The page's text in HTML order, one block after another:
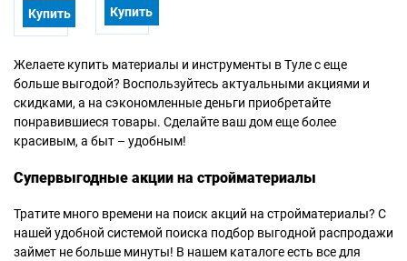
Купить Купить
Желаете купить материалы и инструменты в Туле с еще
больше выгодой? Воспользуйтесь актуальными акциями и
скидками, а на сэкономленные деньги приобретайте
понравившиеся товары. Сделайте ваш дом еще более
красивым, а быт – удобным!
Супервыгодные акции на стройматериалы
Тратите много времени на поиск акций на стройматериалы? С
нашей удобной системой поиска подбор выгодной распродажи
займет не больше минуты! В нашем каталоге есть все для